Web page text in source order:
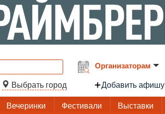
Выбрать город
Организаторам
Добавить афишу
Вечеринки Фестивали Выставки